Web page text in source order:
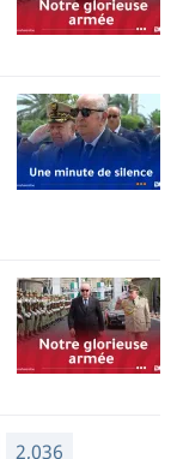
2,036